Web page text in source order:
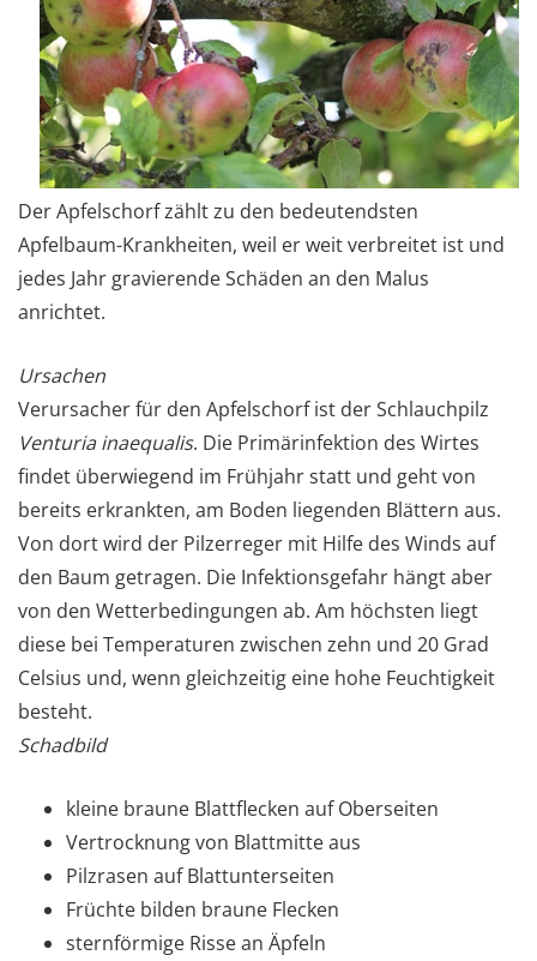
Der Apfelschorf zählt zu den bedeutendsten
Apfelbaum-Krankheiten, weil er weit verbreitet ist und
jedes Jahr gravierende Schäden an den Malus
anrichtet.
Ursachen
Verursacher für den Apfelschorf ist der Schlauchpilz
Venturia inaequalis. Die Primärinfektion des Wirtes
findet überwiegend im Frühjahr statt und geht von
bereits erkrankten, am Boden liegenden Blättern aus.
Von dort wird der Pilzerreger mit Hilfe des Winds auf
den Baum getragen. Die Infektionsgefahr hängt aber
von den Wetterbedingungen ab. Am höchsten liegt
diese bei Temperaturen zwischen zehn und 20 Grad
Celsius und, wenn gleichzeitig eine hohe Feuchtigkeit
besteht.
Schadbild
kleine braune Blattflecken auf Oberseiten
Vertrocknung von Blattmitte aus
Pilzrasen auf Blattunterseiten
Früchte bilden braune Flecken
sternförmige Risse an Äpfeln